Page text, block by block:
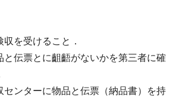
収を受けること．
と伝票とに齟齬がないかを第三者に確
センターに物品と伝票（納品書）を持